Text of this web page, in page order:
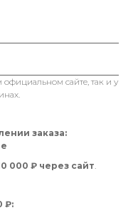
сайте, так и у
заказа:
000 ₽ через сайт.
₽: